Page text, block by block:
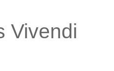
Vivendi